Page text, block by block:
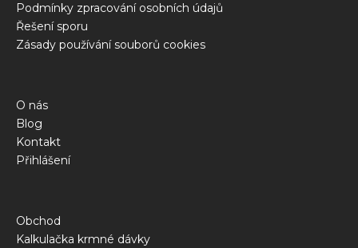
Podmínky zpracování osobních údajů
Řešení sporu
Zásady používání souborů cookies
O nás
Blog
Kontakt
Přihlášení
Obchod
Kalkulačka krmné dávky